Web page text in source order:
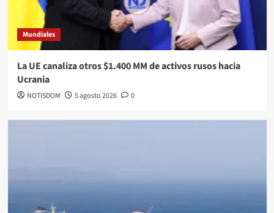
Mundiales
La UE canaliza otros $1.400 MM de activos rusos hacia
Ucrania
NOTISDOM 5 agosto 2026 0